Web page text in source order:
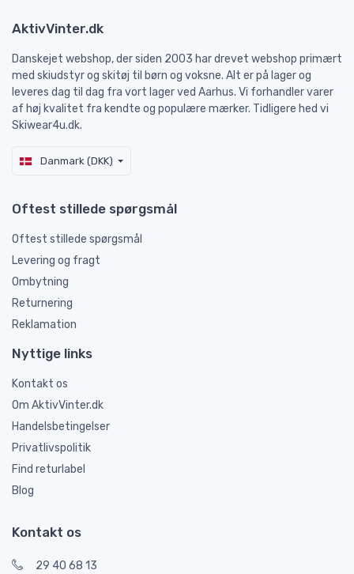
AktivVinter.dk
Danskejet webshop, der siden 2003 har drevet webshop primært
med skiudstyr og skitøj til børn og voksne. Alt er på lager og
leveres dag til dag fra vort lager ved Aarhus. Vi forhandler varer
af høj kvalitet fra kendte og populære mærker. Tidligere hed vi
Skiwear4u.dk.
Danmark (DKK)
Oftest stillede spørgsmål
Oftest stillede spørgsmål
Levering og fragt
Ombytning
Returnering
Reklamation
Nyttige links
Kontakt os
Om AktivVinter.dk
Handelsbetingelser
Privatlivspolitik
Find returlabel
Blog
Kontakt os
29 40 68 13